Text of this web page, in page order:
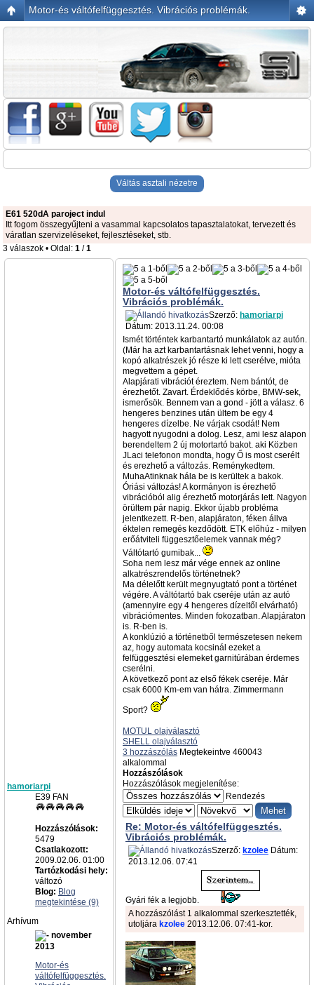
Motor-és váltófelfüggesztés. Vibrációs problémák.
Váltás asztali nézetre
E61 520dA paroject indul
Itt fogom összegyűjteni a vasammal kapcsolatos tapasztalatokat, tervezett és
váratlan szervizeléseket, fejlesztéseket, stb.
3 válaszok • Oldal: 1 /1
hamoriarpi
E39 FAN
Hozzászólások:
5479
Csatlakozott:
2009.02.06. 01:00
Tartózkodási hely:
változó
Blog: Blog
megtekintése (9)
Arhívum
november
2013
Motor-és
váltófelfüggesztés.
Motor-és váltófelfüggesztés.
Vibrációs problémák.
Szerző: hamoriarpi
Dátum: 2013.11.24. 00:08
Ismét történtek karbantartó munkálatok az autón.
(Már ha azt karbantartásnak lehet venni, hogy a
kopó alkatrészek jó része ki lett cserélve, mióta
megvettem a gépet.
Alapjárati vibrációt éreztem. Nem bántót, de
érezhetőt. Zavart. Érdeklődés körbe, BMW-sek,
ismerősök. Bennem van a gond - jött a válasz. 6
hengeres benzines után ültem be egy 4
hengeres dízelbe. Ne várjak csodát! Nem
hagyott nyugodni a dolog. Lesz, ami lesz alapon
berendeltem 2 új motortartó bakot. aki Közben
JLaci telefonon mondta, hogy Ő is most cserélt
és erezhető a változás. Reménykedtem.
MuhaAtinknak hála be is kerültek a bakok.
Óriási változás! A kormányon is érezhető
vibrációból alig érezhető motorjárás lett. Nagyon
örültem pár napig. Ekkor újabb probléma
jelentkezett. R-ben, alapjáraton, féken állva
éktelen remegés kezdődött. ETK előhúz - milyen
erőátviteli függesztőelemek vannak még?
Váltótartó gumibak...
Soha nem lesz már vége ennek az online
alkatrészrendelős történetnek?
Ma délelőtt került megnyugtató pont a történet
végére. A váltótartó bak cseréje után az autó
(amennyire egy 4 hengeres dízeltől elvárható)
vibrációmentes. Minden fokozatban. Alapjáraton
is. R-ben is.
A konklúzió a történetből természetesen nekem
az, hogy automata kocsinál ezeket a
felfüggesztési elemeket garnitúrában érdemes
cserélni.
A következő pont az első fékek cseréje. Már
csak 6000 Km-em van hátra. Zimmermann
Sport?
MOTUL olajválasztó
SHELL olajválasztó
3 hozzászólás Megtekeintve 460043
alkalommal
Hozzászólások
Hozzászólások megjelenítése:
Rendezés
Re: Motor-és váltófelfüggesztés.
Vibrációs problémák.
Szerző: kzoleeDátum:
2013.12.06. 07:41
Gyári fék a legjobb.
A hozzászólást 1 alkalommal szerkesztették,
utoljára kzolee2013.12.06. 07:41-kor.